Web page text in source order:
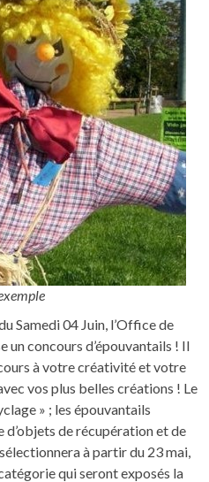
Samedi 04 Juin, l’Office de
un concours d’épouvantails ! Il
à votre créativité et votre
vos plus belles créations ! Le
» ; les épouvantails
de récupération et de
à partir du 23 mai,
qui seront exposés la